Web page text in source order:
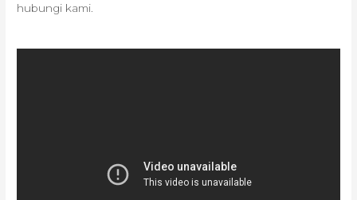
hubungi kami.